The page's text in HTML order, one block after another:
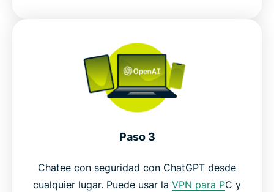
Paso 3
Chatee con seguridad con ChatGPT desde
cualquier lugar. Puede usar la VPN para PC y